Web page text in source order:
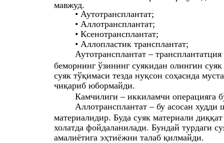
мавжуд.
• Аутотрансплантат;
• Аллотрансплантат;
• Ксенотрансплантат;
• Аллопластик трансплантат;
Аутотрансплантат –
беморнинг ўзининг суякидан олингин
суяк тўқимаси тезда нуқсон соҳасида
чиқариб юбормайди.
Камчилиги – иккиламчи операцияга
Аллотрансплантат – бу асосан
материалидир. Буда суяк материали
холатда фойдаланилади. Бундай турдаги
амалиётига эҳтиёжни талаб қилмайди.